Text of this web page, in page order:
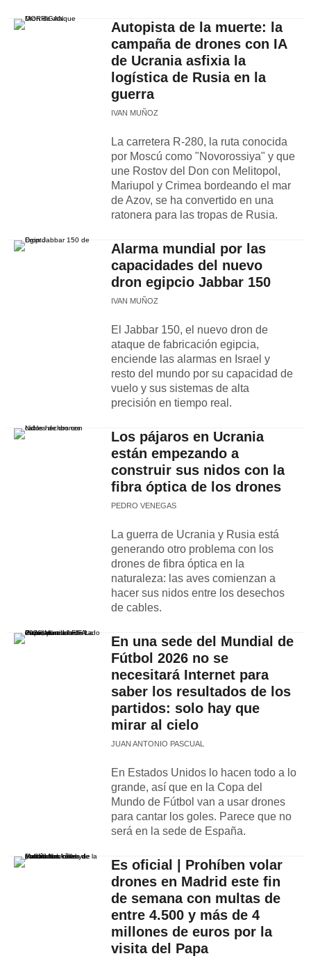
Autopista de la muerte: la
campaña de drones con IA
de Ucrania asfixia la
logística de Rusia en la
guerra
IVAN MUÑOZ
La carretera R-280, la ruta conocida
por Moscú como "Novorossiya" y que
une Rostov del Don con Melitopol,
Mariupol y Crimea bordeando el mar
de Azov, se ha convertido en una
ratonera para las tropas de Rusia.
Alarma mundial por las
capacidades del nuevo
dron egipcio Jabbar 150
IVAN MUÑOZ
El Jabbar 150, el nuevo dron de
ataque de fabricación egipcia,
enciende las alarmas en Israel y
resto del mundo por su capacidad de
vuelo y sus sistemas de alta
precisión en tiempo real.
Los pájaros en Ucrania
están empezando a
construir sus nidos con la
fibra óptica de los drones
PEDRO VENEGAS
La guerra de Ucrania y Rusia está
generando otro problema con los
drones de fibra óptica en la
naturaleza: las aves comienzan a
hacer sus nidos entre los desechos
de cables.
En una sede del Mundial de
Fútbol 2026 no se
necesitará Internet para
saber los resultados de los
partidos: solo hay que
mirar al cielo
JUAN ANTONIO PASCUAL
En Estados Unidos lo hacen todo a lo
grande, así que en la Copa del
Mundo de Fútbol van a usar drones
para cantar los goles. Parece que no
será en la sede de España.
Es oficial | Prohíben volar
drones en Madrid este fin
de semana con multas de
entre 4.500 y más de 4
millones de euros por la
visita del Papa